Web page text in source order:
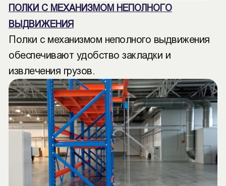
ПОЛКИ С МЕХАНИЗМОМ НЕПОЛНОГО
ВЫДВИЖЕНИЯ
Полки с механизмом неполного выдвижения
обеспечивают удобство закладки и
извлечения грузов.